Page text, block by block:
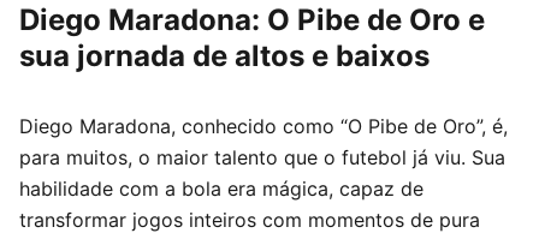
Diego Maradona: O Pibe de Oro e
sua jornada de altos e baixos
Diego Maradona, conhecido como “O Pibe de Oro”, é,
para muitos, o maior talento que o futebol já viu. Sua
habilidade com a bola era mágica, capaz de
transformar jogos inteiros com momentos de pura